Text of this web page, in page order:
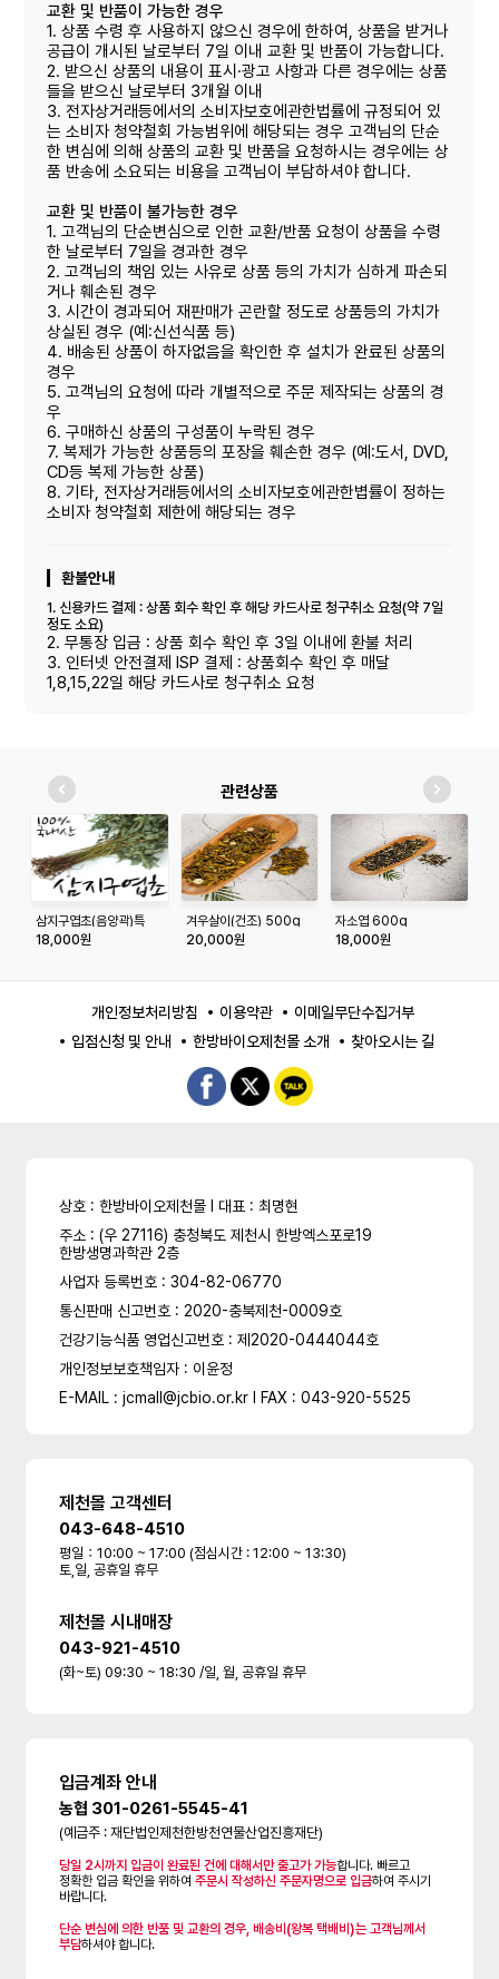
교환 및 반품이 가능한 경우
1. 상품 수령 후 사용하지 않으신 경우에 한하여, 상품을 받거나
공급이 개시된 날로부터 7일 이내 교환 및 반품이 가능합니다.
2. 받으신 상품의 내용이 표시·광고 사항과 다른 경우에는 상품
들을 받으신 날로부터 3개월 이내
3. 전자상거래등에서의 소비자보호에관한법률에 규정되어 있
는 소비자 청약철회 가능범위에 해당되는 경우 고객님의 단순
한 변심에 의해 상품의 교환 및 반품을 요청하시는 경우에는 상
품 반송에 소요되는 비용을 고객님이 부담하셔야 합니다.
교환 및 반품이 불가능한 경우
1. 고객님의 단순변심으로 인한 교환/반품 요청이 상품을 수령
한 날로부터 7일을 경과한 경우
2. 고객님의 책임 있는 사유로 상품 등의 가치가 심하게 파손되
거나 훼손된 경우
3. 시간이 경과되어 재판매가 곤란할 정도로 상품등의 가치가
상실된 경우 (예:신선식품 등)
4. 배송된 상품이 하자없음을 확인한 후 설치가 완료된 상품의
경우
5. 고객님의 요청에 따라 개별적으로 주문 제작되는 상품의 경
우
6. 구매하신 상품의 구성품이 누락된 경우
7. 복제가 가능한 상품등의 포장을 훼손한 경우 (예:도서, DVD,
CD등 복제 가능한 상품)
8. 기타, 전자상거래등에서의 소비자보호에관한볍률이 정하는
소비자 청약철회 제한에 해당되는 경우
환불안내
1. 신용카드 결제 : 상품 회수 확인 후 해당 카드사로 청구취소 요청(약 7일
정도 소요)
2. 무통장 입금 : 상품 회수 확인 후 3일 이내에 환불 처리
3. 인터넷 안전결제 ISP 결제 : 상품회수 확인 후 매달
1,8,15,22일 해당 카드사로 청구취소 요청
관련상품
삼지구엽초(음양곽)특
100g
18,000원
겨우살이(건조) 500g
20,000원
자소엽 600g
18,000원
개인정보처리방침 이용약관
이메일무단수집거부
입점신청 및 안내
한방바이오제천몰 소개 찾아오시는 길
상호 : 한방바이오제천몰 l 대표 : 최명현
주소 : (우 27116) 충청북도 제천시 한방엑스포로19
한방생명과학관 2층
사업자 등록번호 : 304-82-06770
통신판매 신고번호 : 2020-충북제천-0009호
건강기능식품 영업신고번호 : 제2020-0444044호
개인정보보호책임자 : 이윤정
E-MAIL : jcmall@jcbio.or.kr l FAX : 043-920-5525
제천몰 고객센터
043-648-4510
평일：10:00 ~ 17:00 (점심시간 : 12:00 ~ 13:30)
토,일, 공휴일 휴무
제천몰 시내매장
043-921-4510
(화~토) 09:30 ~ 18:30 /일, 월, 공휴일 휴무
입금계좌 안내
농협 301-0261-5545-41
(예금주 : 재단법인제천한방천연물산업진흥재단)
당일 2시까지 입금이 완료된 건에 대해서만 출고가 가능합니다. 빠르고
정확한 입금 확인을 위하여주문시 작성하신 주문자명으로 입금하여 주시기
바랍니다.
단순 변심에 의한 반품 및 교환의 경우, 배송비(왕복 택배비)는 고객님께서
부담하셔야 합니다.